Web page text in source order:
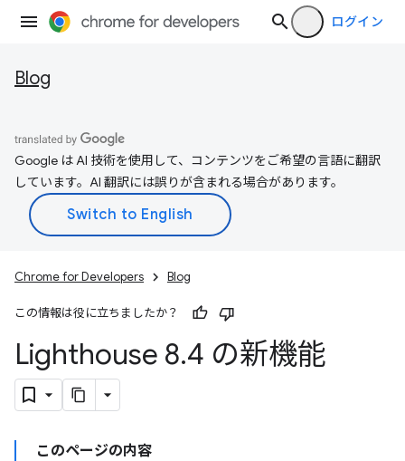
ログイン
Blog
Google は AI 技術を使用して、コンテンツをご希望の言語に翻訳
しています。AI 翻訳には誤りが含まれる場合があります。
Chrome for Developers Blog
この情報は役に立ちましたか？
Lighthouse 8.4 の新機能
このページの内容